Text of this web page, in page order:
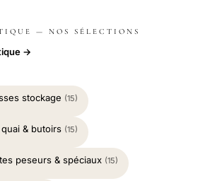
— NOS SÉLECTIONS
→
stockage (15)
& butoirs (15)
peseurs & spéciaux (15)